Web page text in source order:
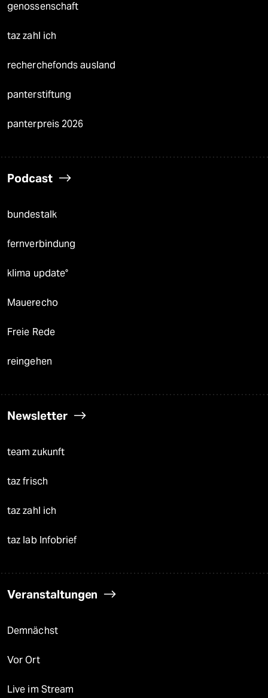
genossenschaft
taz zahl ich
recherchefonds ausland
panterstiftung
panterpreis 2026
Podcast
bundestalk
fernverbindung
klima update°
Mauerecho
Freie Rede
reingehen
Newsletter
team zukunft
taz frisch
taz zahl ich
taz lab Infobrief
Veranstaltungen
Demnächst
Vor Ort
Live im Stream